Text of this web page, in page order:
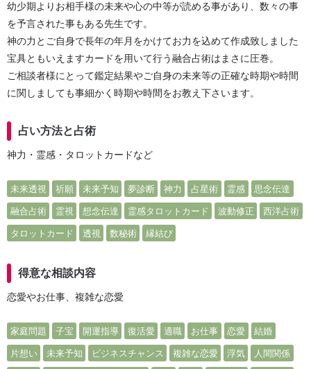
幼少期よりお相手様の未来や心の中等が読める事があり、数々の事
を予言された事もある先生です。
神の力とご自身で長年の年月をかけてお力を込めて作成致しました
宝具ともいえますカードを用いて行う融合占術はまさに圧巻。
ご相談者様にとって鑑定結果やご自身の未来等の正確な時期や時間
に関しましても事細かく時期や時間をお教え下さいます。
占い方法と占術
神力・霊感・タロットカードなど
未来透視 祈願 未来予知 夢診断 神力 占星術 霊感 思念伝達
融合占術 霊視 想念伝達 霊感タロットカード 波動修正 西洋占術
タロットカード 透視 数秘術 縁結び
得意な相談内容
恋愛やお仕事、複雑な恋愛
家庭問題 子宝 開運指導 復活愛 適職 お仕事 恋愛 結婚
片想い 未来予知 ビジネスチャンス 複雑な恋愛 浮気 人間関係